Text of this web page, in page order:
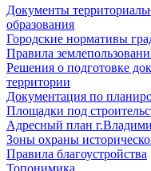
Документы
образования
Городские нормативы
Правила
Решения о подготовке
территории
Документация по
Площадки под
Адресный план
Зоны охраны
Правила благоустройства
Топонимика